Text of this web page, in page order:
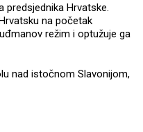
predsjednika Hrvatske.
na početak
režim i optužuje ga
nad istočnom Slavonijom,